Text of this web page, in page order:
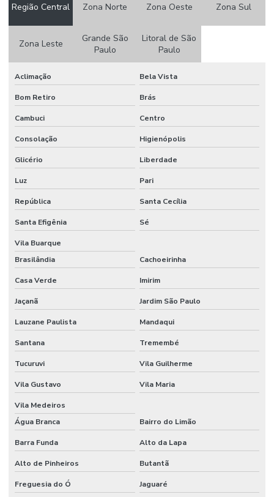
Etiquetas Adesivas 105 X 50mm
Etiquetas Adesivas Em Couche No Paraná
Etiquetas Adesivas Em Rolos
Etiquetas Adesivas Em Rolos De Diversas Medidas
Etiquetas Adesivas Para Caixas
Etiquetas Adesivas Para Embalagens
Etiquetas Adesivas Para Impressora
Etiquetas Adesivas Para Móveis
Etiquetas Adesivas Para Móveis Minas Gerais
Etiquetas Adesivas Personalizadas
Etiquetas Adesivas Personalizadas Em Santa Catarina
Etiquetas Adesivas Removíveis
Etiquetas Adesivas Resistentes Para Sacaria
Etiquetas Adesivas Sem Resíduo
Etiquetas Adesivas Térmicas Para Identificação
Etiquetas Autocolantes
Etiquetas Autocolantes Personalizadas
Etiquetas Bopp Adesiva
Etiquetas Bopp Adesiva Para Câmara Fria
Etiquetas Bopp Adesiva Para Congelados
Região Central Zona Norte Zona Oeste Zona Sul
Zona Leste
Grande São
Paulo
Litoral de São
Paulo
Aclimação Bela Vista
Bom Retiro Brás
Cambuci Centro
Consolação Higienópolis
Glicério Liberdade
Luz Pari
República Santa Cecília
Santa Efigênia Sé
Vila Buarque
Brasilândia
Cachoeirinha
Casa Verde Imirim
Jaçanã Jardim São Paulo
Lauzane Paulista Mandaqui
Santana Tremembé
Tucuruvi Vila Guilherme
Vila Gustavo Vila Maria
Vila Medeiros
Água Branca
Bairro do Limão
Barra Funda Alto da Lapa
Alto de Pinheiros Butantã
Freguesia do Ó Jaguaré